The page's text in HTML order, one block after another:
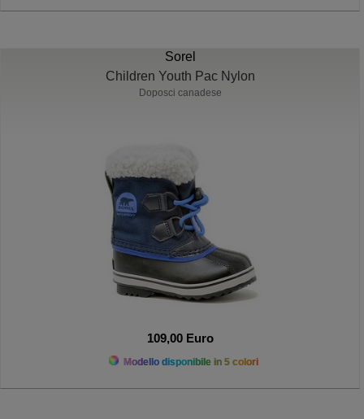
Sorel
Children Youth Pac Nylon
Doposci canadese
109,00 Euro
Modello disponibile in 5 colori